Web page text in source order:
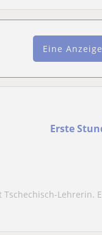
Eine
Erste
Lehrerin.